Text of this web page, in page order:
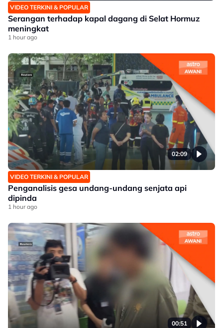
VIDEO TERKINI & POPULAR
Serangan terhadap kapal dagang di Selat Hormuz
meningkat
1 hour ago
02:09
VIDEO TERKINI & POPULAR
Penganalisis gesa undang-undang senjata api
dipinda
1 hour ago
00:51